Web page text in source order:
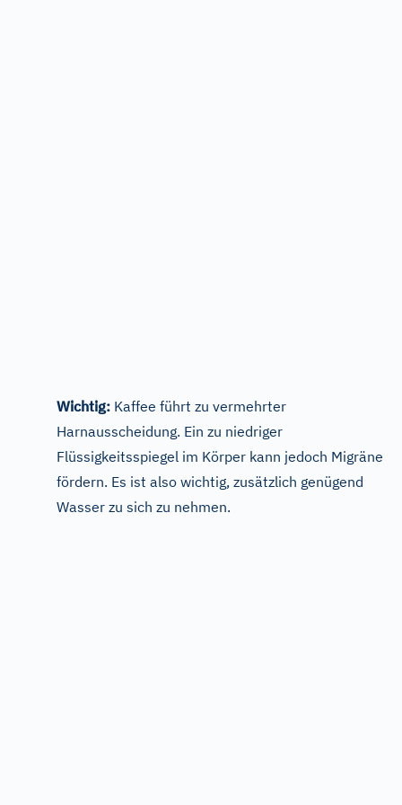
Wichtig: Kaffee führt zu vermehrter
Harnausscheidung. Ein zu niedriger
Flüssigkeitsspiegel im Körper kann jedoch Migräne
fördern. Es ist also wichtig, zusätzlich genügend
Wasser zu sich zu nehmen.